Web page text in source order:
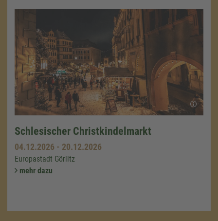
Schlesischer Christkindelmarkt
04.12.2026 - 20.12.2026
Europastadt Görlitz
mehr dazu